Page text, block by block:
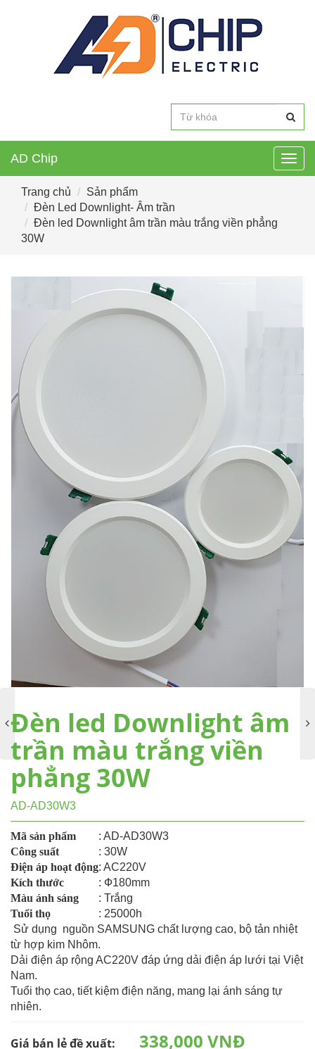
AD Chip
Trang chủ
Sản phẩm
Đèn Led Downlight- Âm trần
Đèn led Downlight âm trần màu trắng viền phẳng
30W
Đèn led Downlight âm
trần màu trắng viền
phẳng 30W
AD-AD30W3
Mã sản phẩm
: AD-AD30W3
Công suất
: 30W
Điện áp hoạt động: AC220V
Kích thước
: Ф180mm
Màu ánh sáng
: Trắng
Tuổi thọ
: 25000h
Sử dụng nguồn SAMSUNG chất lượng cao, bộ tản nhiệt
từ hợp kim Nhôm.
Dải điện áp rộng AC220V đáp ứng dải điện áp lưới tại Việt
Nam.
Tuổi thọ cao, tiết kiệm điện năng, mang lại ánh sáng tự
nhiên.
Giá bán lẻ đề xuất: 338,000 VNĐ